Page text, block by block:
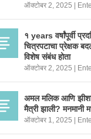
ऑक्टोबर 2, 2025
१ years वर्षांपूर्वी
चित्रपटाचा प्रेक्षक
विशेष संबंध होता
ऑक्टोबर 2, 2025
अमल मलिक आणि
मैत्री झाली? मनमानी
ऑक्टोबर 1, 2025